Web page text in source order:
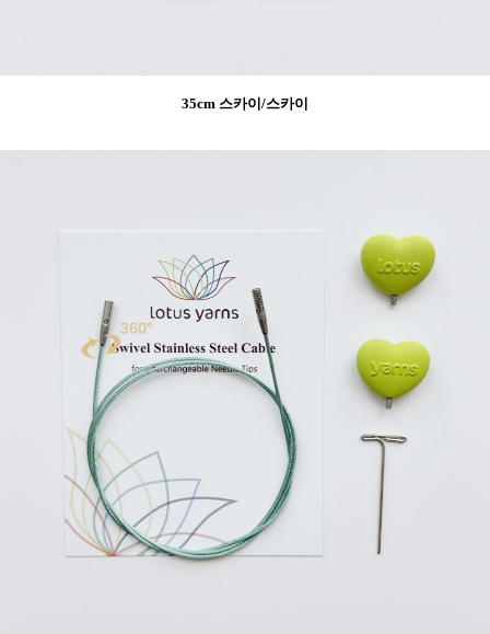
35cm 스카이/스카이